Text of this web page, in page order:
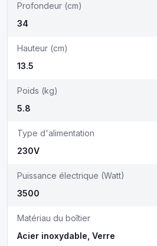
Profondeur (cm)
34
Hauteur (cm)
13.5
Poids (kg)
5.8
Type d'alimentation
230V
Puissance électrique (Watt)
3500
Matériau du boîtier
Acier inoxydable, Verre